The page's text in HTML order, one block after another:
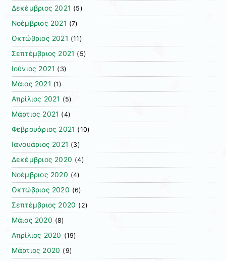
Δεκέμβριος 2021 (5)
Νοέμβριος 2021 (7)
Οκτώβριος 2021 (11)
Σεπτέμβριος 2021 (5)
Ιούνιος 2021 (3)
Μάιος 2021 (1)
Απρίλιος 2021 (5)
Μάρτιος 2021 (4)
Φεβρουάριος 2021 (10)
Ιανουάριος 2021 (3)
Δεκέμβριος 2020 (4)
Νοέμβριος 2020 (4)
Οκτώβριος 2020 (6)
Σεπτέμβριος 2020 (2)
Μάιος 2020 (8)
Απρίλιος 2020 (19)
Μάρτιος 2020 (9)